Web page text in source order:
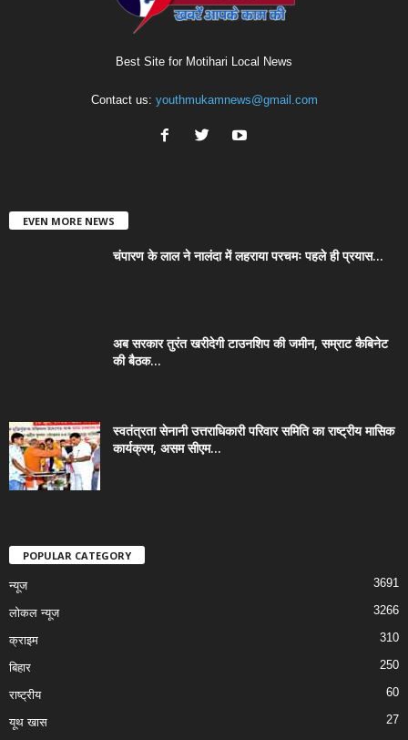
Best Site for Motihari Local News
Contact us: youthmukamnews@gmail.com
EVEN MORE NEWS
चंपारण के लाल ने नालंदा में लहराया परचमः पहले ही प्रयास...
अब सरकार तुरंत खरीदेगी टाउनशिप की जमीन, सम्राट कैबिनेट
की बैठक...
स्वतंत्रता सेनानी उत्तराधिकारी परिवार समिति का राष्ट्रीय मासिक
कार्यक्रम, असम सीएम...
POPULAR CATEGORY
न्यूज 3691
लोकल न्यूज 3266
क्राइम 310
बिहार 250
राष्ट्रीय 60
यूथ खास 27